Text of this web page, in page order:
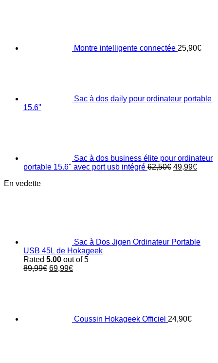
Montre intelligente connectée 25,90€
Sac à dos daily pour ordinateur portable
15.6"
Sac à dos business élite pour ordinateur
portable 15.6" avec port usb intégré 62,50€ Original
49,99€
En vedette
Sac à Dos Jigen Ordinateur Portable
USB 45L de Hokageek
Rated 5.00 out of 5
89,99€ Original
69,99€Current
Coussin Hokageek Officiel 24,90€